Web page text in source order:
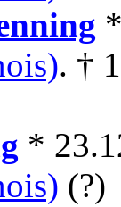
. †
*
(?)